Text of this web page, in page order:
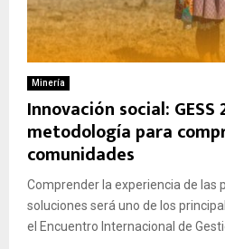
Minería
Innovación social:
metodología para
comunidades
Comprender la experiencia de las
soluciones será uno de los
el Encuentro Internacional de